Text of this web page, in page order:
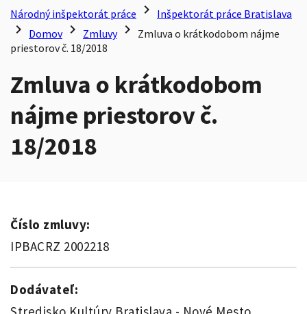
Národný inšpektorát práce chevron_right Inšpektorát práce Bratislava
chevron_right Domov chevron_right Zmluvy chevron_right Zmluva o krátkodobom nájme
priestorov č. 18/2018
Zmluva o krátkodobom
nájme priestorov č.
18/2018
Číslo zmluvy:
IPBACRZ 2002218
Dodávateľ: